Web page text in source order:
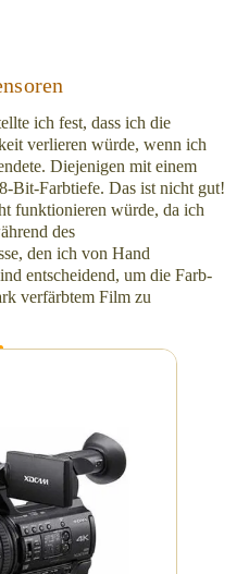
ich fest, dass ich die
verlieren würde, wenn ich
Diejenigen mit einem
Bit-Farbtiefe. Das ist nicht gut!
funktionieren würde, da ich
des
den ich von Hand
entscheidend, um die Farb-
verfärbtem Film zu
Dateiformats, das kein
ist ihr Sensor
CCD-Sensor. Für einen
verwenden, benötigen
Sensor oder — noch
wie den